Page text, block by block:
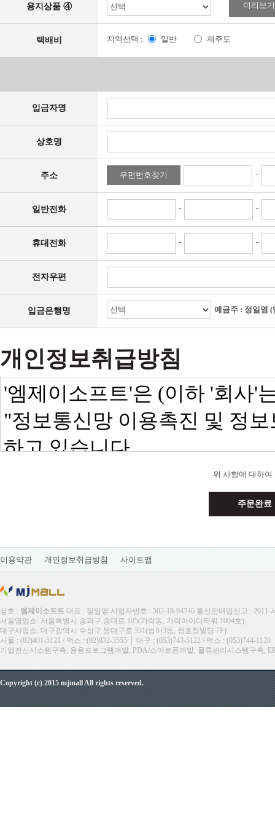
용지상품 ④ 미리보기
택배비 지역선택 : 일반 제주도
입금자명
상호명
주소 우편번호찾기 -
일반전화 - -
휴대전화 - -
전자우편
입금은행명 예금주 : 정일영
개인정보취급방침
위 사항에 대하여
주문완료
이용약관 개인정보취급방침 사이트맵
상호 : 엠제이소프트 대표 : 정일영 사업자번호 : 502-18-94746 통신판매업신고 : 2011-
서울영업소: 서울특별시 송파구 중대로 105(가락동, 가락아이디타워 1004호)
대구사업소: 대구광역시 수성구 동대구로 331(범어3동, 청효정빌딩 7F)
서울 : (02)401-5121 / 팩스 : (02)832-3555 │ 대구 : (053)743-5122 / 팩스 : (053)744-1120
기업전산시스템구축, 응용프로그램개발, PDA/스마트폰개발, 물류관리시스템구축,
Copyright (c) 2015 mjmall All rights reserved.